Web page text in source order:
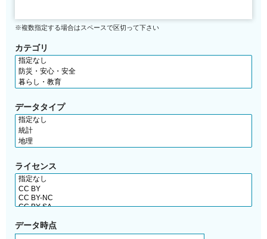
※複数指定する場合はスペースで区切って下さい
カテゴリ
データタイプ
ライセンス
データ時点